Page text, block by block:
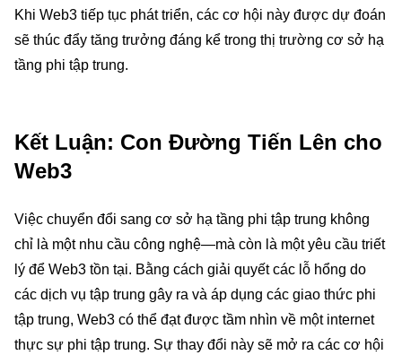
Khi Web3 tiếp tục phát triển, các cơ hội này được dự đoán
sẽ thúc đẩy tăng trưởng đáng kể trong thị trường cơ sở hạ
tầng phi tập trung.
Kết Luận: Con Đường Tiến Lên cho
Web3
Việc chuyển đổi sang cơ sở hạ tầng phi tập trung không
chỉ là một nhu cầu công nghệ—mà còn là một yêu cầu triết
lý để Web3 tồn tại. Bằng cách giải quyết các lỗ hổng do
các dịch vụ tập trung gây ra và áp dụng các giao thức phi
tập trung, Web3 có thể đạt được tầm nhìn về một internet
thực sự phi tập trung. Sự thay đổi này sẽ mở ra các cơ hội